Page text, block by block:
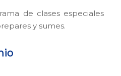
de clases especiales
y sumes.